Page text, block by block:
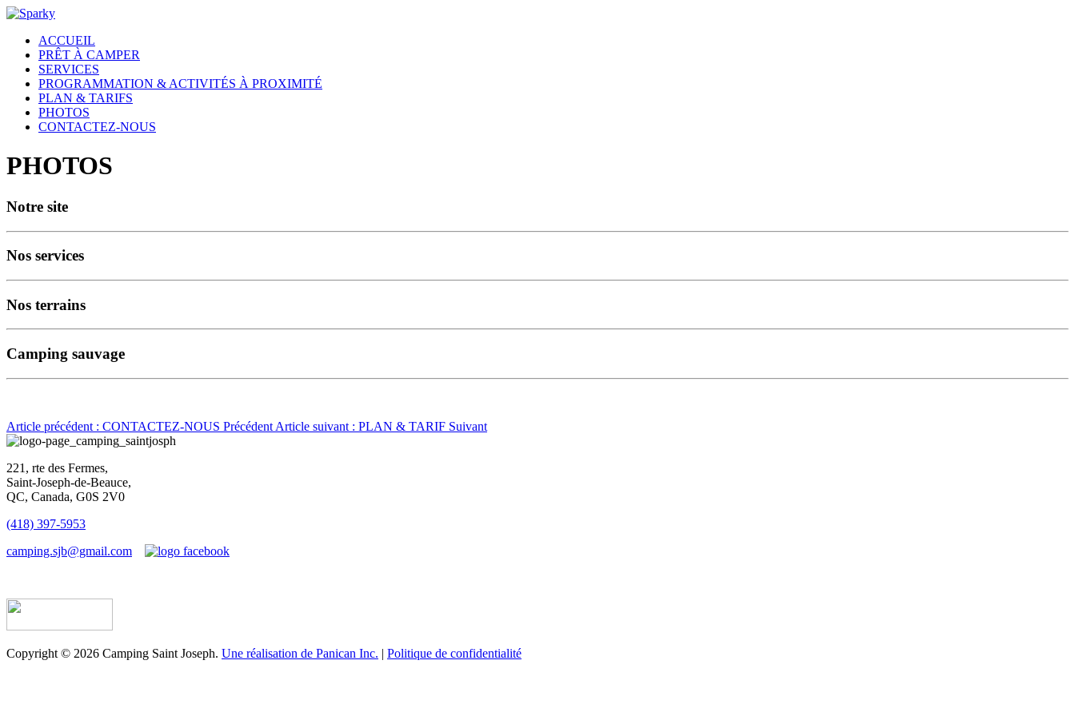
ACCUEIL
PRÊT À CAMPER
SERVICES
PROGRAMMATION & ACTIVITÉS À PROXIMITÉ
PLAN & TARIFS
PHOTOS
CONTACTEZ-NOUS
PHOTOS
Notre site
Nos services
Nos terrains
Camping sauvage
Article précédent : CONTACTEZ-NOUS Précédent Article suivant : PLAN & TARIF Suivant
221, rte des Fermes,
Saint-Joseph-de-Beauce,
QC, Canada, G0S 2V0
(418) 397-5953
camping.sjb@gmail.com
Copyright © 2026 Camping Saint Joseph. Une réalisation de Panican Inc. | Politique de confidentialité